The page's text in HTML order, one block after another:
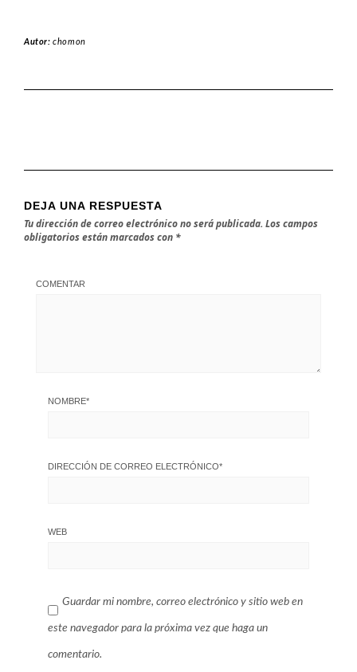
Autor:chomon
DEJA UNA RESPUESTA
Tu dirección de correo electrónico no será publicada. Los campos
obligatorios están marcados con *
COMENTAR
NOMBRE*
DIRECCIÓN DE CORREO ELECTRÓNICO*
WEB
Guardar mi nombre, correo electrónico y sitio web en
este navegador para la próxima vez que haga un
comentario.